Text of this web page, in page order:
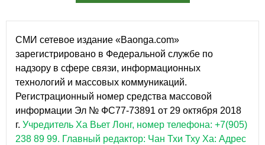
СМИ сетевое издание «Baonga.com»
зарегистрировано в Федеральной службе по
надзору в сфере связи, информационных
технологий и массовых коммуникаций.
Регистрационный номер средства массовой
информации Эл № ФС77-73891 от 29 октября 2018
г. Учредитель Ха Вьет Лонг, номер телефона: +7(905)
238 89 99. Главный редактор: Чан Тхи Тху Ха: Адрес